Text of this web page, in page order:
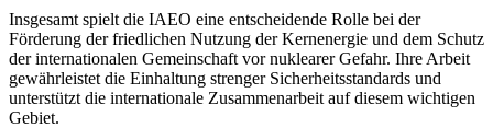
Insgesamt spielt die IAEO eine entscheidende Rolle bei der
Förderung der friedlichen Nutzung der Kernenergie und dem Schutz
der internationalen Gemeinschaft vor nuklearer Gefahr. Ihre Arbeit
gewährleistet die Einhaltung strenger Sicherheitsstandards und
unterstützt die internationale Zusammenarbeit auf diesem wichtigen
Gebiet.